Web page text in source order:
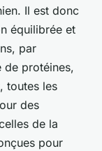
Il est donc
équilibrée et
par
de protéines,
toutes les
des
de la
pour